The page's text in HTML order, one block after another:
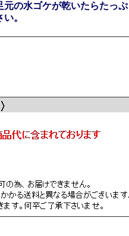
元の水ゴケが乾いたらたっ
。